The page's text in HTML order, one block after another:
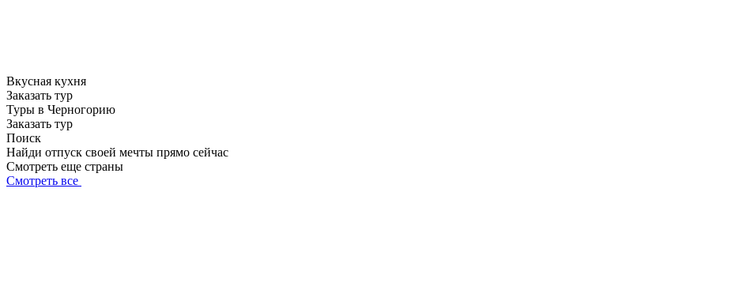
Вкусная кухня
Заказать тур
Туры в Черногорию
Заказать тур
Поиск
Найди отпуск своей мечты прямо сейчас
Смотреть еще страны
Смотреть все